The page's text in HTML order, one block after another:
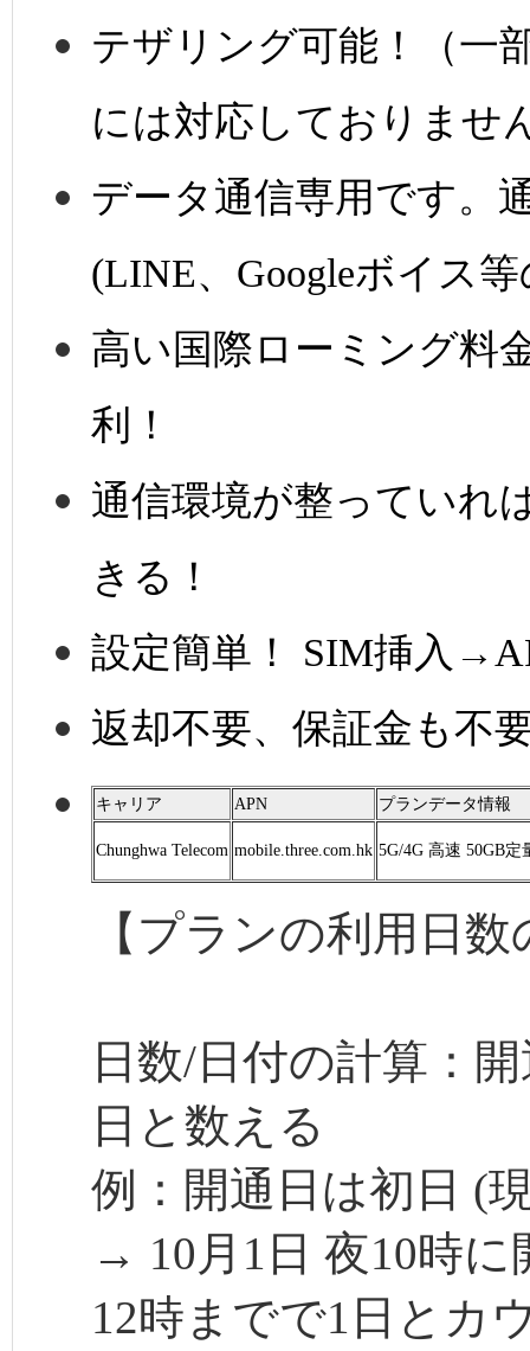
テザリング可能！（一
には対応しておりませ
データ通信専用です。
(LINE、Googleボイス
高い国際ローミング料
利！
通信環境が整っていれ
きる！
設定簡単！ SIM挿入
返却不要、保証金も不
キャリア APN プランデータ情報
Chunghwa Telecom mobile.three.com.hk 5G/4G 高速 50GB
【プランの利用日
日数/日付の計算：
日と数える
例：開通日は初日 (
→ 10月1日 夜10時に
12時までで1日とカ